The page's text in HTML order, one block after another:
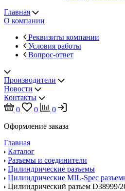
Главная
О компании
Реквизиты компании
Условия работы
Вопрос-ответ
Производители
Новости
Контакты
0
0
0
Оформление заказа
Главная
Каталог
Разъемы и соединители
Цилиндрические разъемы
Цилиндрические MIL-Spec
Цилиндрический разъем D38999/